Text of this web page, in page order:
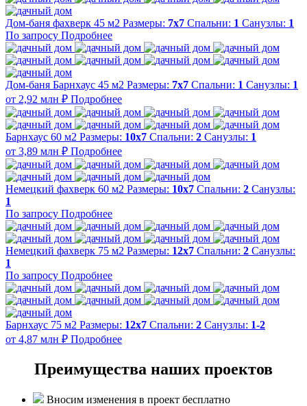
Дом-баня фахверк 45 м2 Размеры: 7x7 Спальни: 1 Санузлы: 1
По запросу Подробнее
Дом-баня Барнхаус 45 м2 Размеры: 7x7 Спальни: 1 Санузлы: 1
от 2,92 млн ₽ Подробнее
Барнхаус 60 м2 Размеры: 10х7 Спальни: 2 Санузлы: 1
от 3,89 млн ₽ Подробнее
Немецкий фахверк 60 м2 Размеры: 10х7 Спальни: 2 Санузлы:
1
По запросу Подробнее
Немецкий фахверк 75 м2 Размеры: 12x7 Спальни: 2 Санузлы:
1
По запросу Подробнее
Барнхаус 75 м2 Размеры: 12x7 Спальни: 2 Санузлы: 1-2
от 4,87 млн ₽ Подробнее
Преимущества наших проектов
Вносим изменения в проект бесплатно